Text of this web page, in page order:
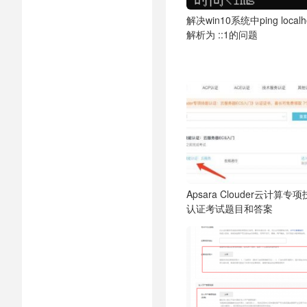
解决win10系统中ping
解析为 ::1的问题
Apsara Clouder云计算专项
认证考试题目和答案